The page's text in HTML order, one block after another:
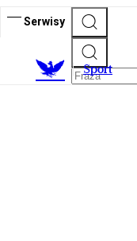
Serwisy
Sport